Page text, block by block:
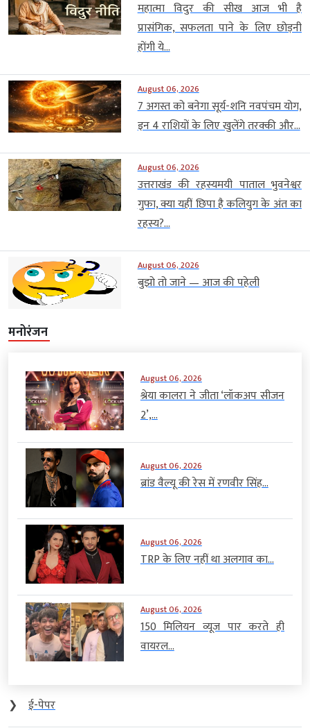
महात्मा विदुर की सीख आज भी है
प्रासंगिक, सफलता पाने के लिए छोड़नी
होंगी ये...
August 06, 2026
7 अगस्त को बनेगा सूर्य-शनि नवपंचम योग,
इन 4 राशियों के लिए खुलेंगे तरक्की और...
August 06, 2026
उत्तराखंड की रहस्यमयी पाताल भुवनेश्वर
गुफा, क्या यहीं छिपा है कलियुग के अंत का
रहस्य?...
August 06, 2026
बुझो तो जाने — आज की पहेली
मनोरंजन
August 06, 2026
श्रेया कालरा ने जीता ‘लॉकअप सीजन
2’,...
August 06, 2026
ब्रांड वैल्यू की रेस में रणवीर सिंह...
August 06, 2026
TRP के लिए नहीं था अलगाव का...
August 06, 2026
150 मिलियन व्यूज पार करते ही
वायरल...
❯
ई-पेपर